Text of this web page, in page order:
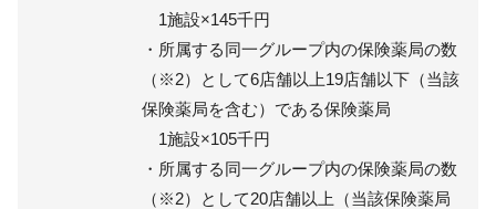
1施設×145千円
・所属する同一グループ内の保険薬局の数
（※2）として6店舗以上19店舗以下（当該
保険薬局を含む）である保険薬局
1施設×105千円
・所属する同一グループ内の保険薬局の数
（※2）として20店舗以上（当該保険薬局